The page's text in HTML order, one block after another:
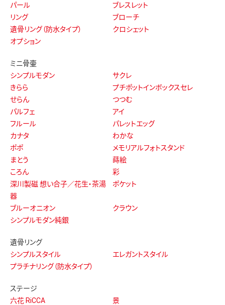
パール
ブレスレット
リング
ブローチ
遺骨リング（防水タイプ）
クロシェット
オプション
ミニ骨壷
シンプルモダン
サクレ
きらら
プチポットインボックスセレ
せらん
つつむ
パルフェ
アイ
フルール
パレットエッグ
カナタ
わかな
ポポ
メモリアルフォトスタンド
まとう
蒔絵
ころん
彩
深川製磁 想い合子／花生・茶湯
器
ポケット
ブルーオニオン
クラウン
シンプルモダン純銀
遺骨リング
シンプルスタイル
エレガントスタイル
プラチナリング（防水タイプ）
ステージ
六花 RiCCA
景